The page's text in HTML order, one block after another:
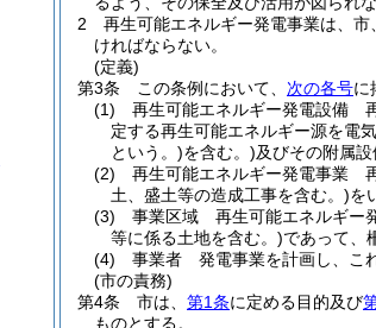
2
再生可能エネルギー発電事業は、
ければならない。
(定義)
第3条
この条例において、 次の各号に
(1)
再生可能エネルギー発電設備
定する再生可能エネルギー源を電
という。)を含む。)及びその附属設
(2)
再生可能エネルギー発電事業
土、盛土等の造成工事を含む。)を
(3)
事業区域 再生可能エネルギー
等に係る土地を含む。)であって、
(4)
事業者 発電事業を計画し、こ
(市の責務)
第4条
市は、 第1条に定める目的及び
ものとする。